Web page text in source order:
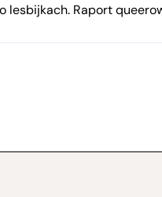
lesbijkach. Raport